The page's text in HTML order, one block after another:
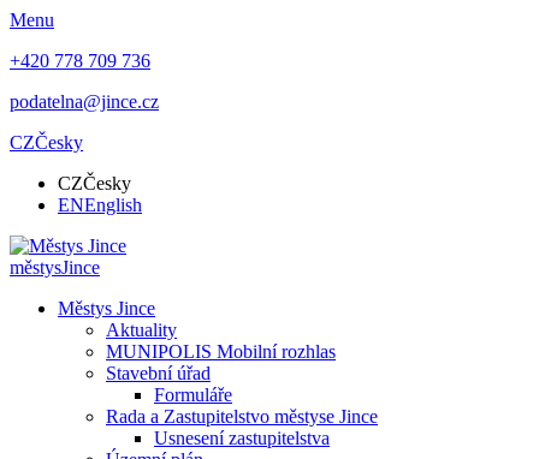
Menu
+420 778 709 736
podatelna@jince.cz
CZČesky
CZČesky
ENEnglish
městysJince
Městys Jince
Aktuality
MUNIPOLIS Mobilní rozhlas
Stavební úřad
Formuláře
Rada a Zastupitelstvo městyse Jince
Usnesení zastupitelstva